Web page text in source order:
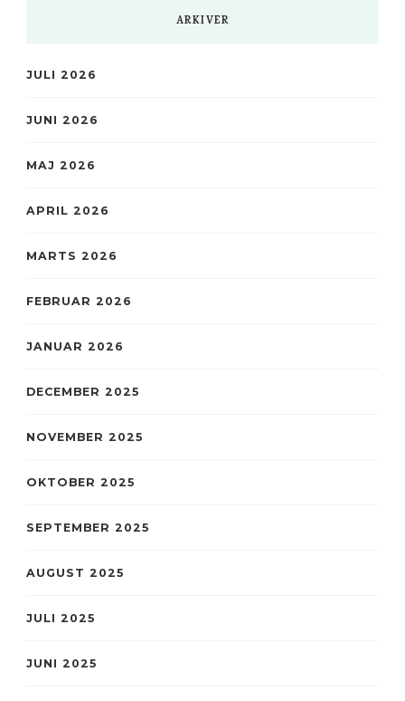
ARKIVER
JULI 2026
JUNI 2026
MAJ 2026
APRIL 2026
MARTS 2026
FEBRUAR 2026
JANUAR 2026
DECEMBER 2025
NOVEMBER 2025
OKTOBER 2025
SEPTEMBER 2025
AUGUST 2025
JULI 2025
JUNI 2025